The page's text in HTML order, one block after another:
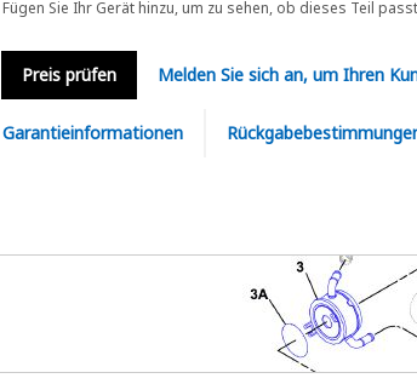
Fügen Sie Ihr Gerät hinzu, um zu sehen, ob dieses Teil
Preis prüfen Melden Sie sich an, um Ihren
Garantieinformationen